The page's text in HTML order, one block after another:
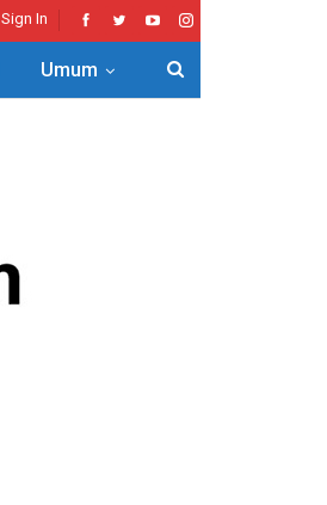
Sign In
Umum